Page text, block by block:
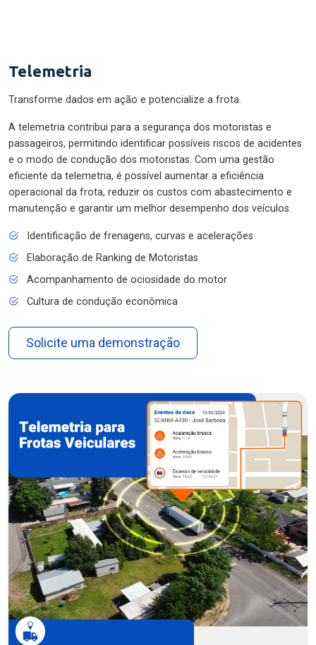
Telemetria
Transforme dados em ação e potencialize a frota.
A telemetria contribui para a segurança dos motoristas e
passageiros, permitindo identificar possíveis riscos de acidentes
e o modo de condução dos motoristas. Com uma gestão
eficiente da telemetria, é possível aumentar a eficiência
operacional da frota, reduzir os custos com abastecimento e
manutenção e garantir um melhor desempenho dos veículos.
Identificação de frenagens, curvas e acelerações
Elaboração de Ranking de Motoristas
Acompanhamento de ociosidade do motor
Cultura de condução econômica
Solicite uma demonstração